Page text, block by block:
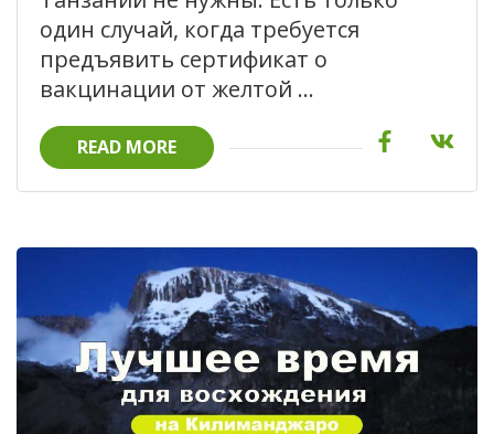
один случай, когда требуется
предъявить сертификат о
вакцинации от желтой …
READ MORE